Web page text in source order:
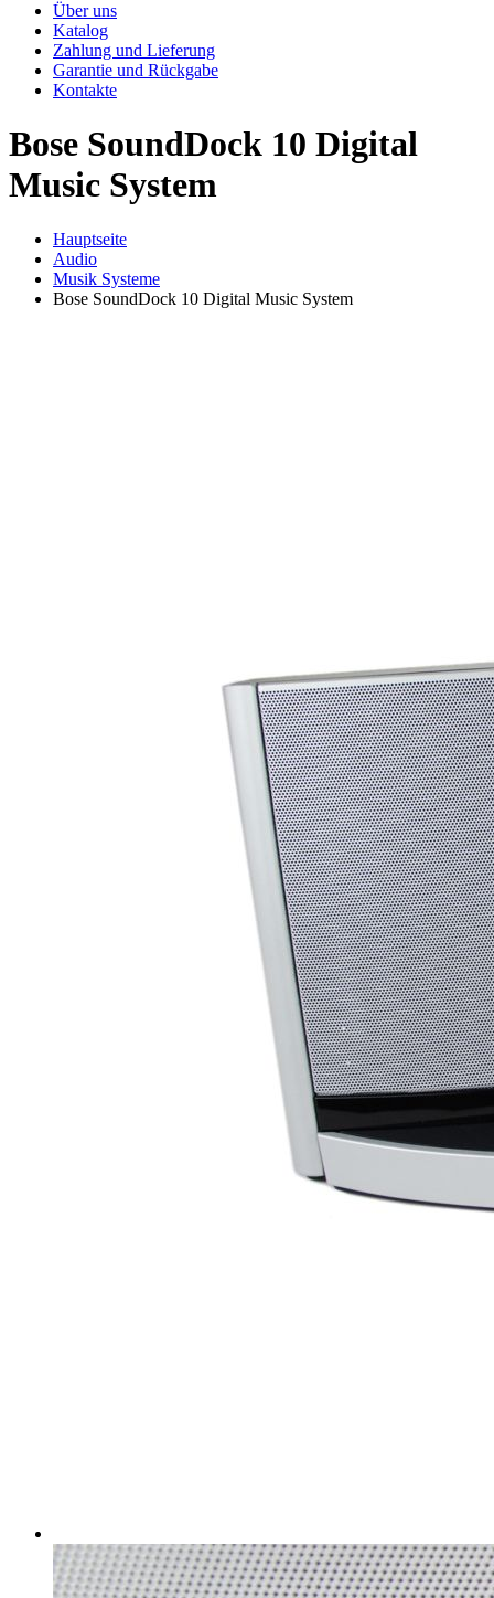
Über uns
Katalog
Zahlung und Lieferung
Garantie und Rückgabe
Kontakte
Bose SoundDock 10 Digital
Music System
Hauptseite
Audio
Musik Systeme
Bose SoundDock 10 Digital Music System